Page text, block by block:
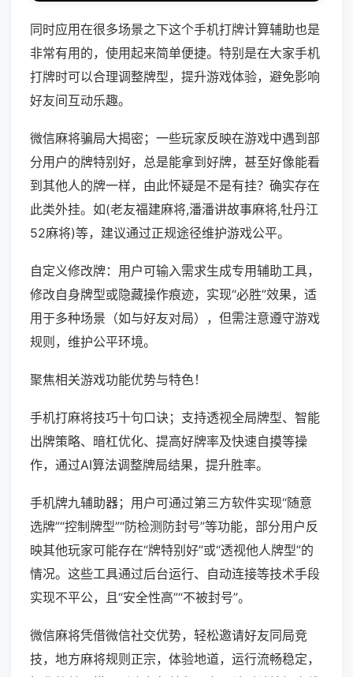
同时应用在很多场景之下这个手机打牌计算辅助也是
非常有用的，使用起来简单便捷。特别是在大家手机
打牌时可以合理调整牌型，提升游戏体验，避免影响
好友间互动乐趣。
微信麻将骗局大揭密；一些玩家反映在游戏中遇到部
分用户的牌特别好，总是能拿到好牌，甚至好像能看
到其他人的牌一样，由此怀疑是不是有挂？确实存在
此类外挂。如(老友福建麻将,潘潘讲故事麻将,牡丹江
52麻将)等，建议通过正规途径维护游戏公平。
自定义修改牌：用户可输入需求生成专用辅助工具，
修改自身牌型或隐藏操作痕迹，实现“必胜”效果，适
用于多种场景（如与好友对局），但需注意遵守游戏
规则，维护公平环境。
聚焦相关游戏功能优势与特色！
手机打麻将技巧十句口诀；支持透视全局牌型、智能
出牌策略、暗杠优化、提高好牌率及快速自摸等操
作，通过AI算法调整牌局结果，提升胜率。
手机牌九辅助器；用户可通过第三方软件实现“随意
选牌”“控制牌型”“防检测防封号”等功能，部分用户反
映其他玩家可能存在“牌特别好”或“透视他人牌型”的
情况。这些工具通过后台运行、自动连接等技术手段
实现不平公，且“安全性高”“不被封号”。
微信麻将凭借微信社交优势，轻松邀请好友同局竞
技，地方麻将规则正宗，体验地道，运行流畅稳定，